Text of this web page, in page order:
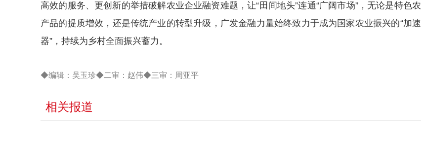
高效的服务、更创新的举措破解农业企业融资难题，让“田间地头”连通“广阔市场”，无论是特色农
产品的提质增效，还是传统产业的转型升级，广发金融力量始终致力于成为国家农业振兴的“加速
器”，持续为乡村全面振兴蓄力。
◆编辑：吴玉珍◆二审：赵伟◆三审：周亚平
相关报道